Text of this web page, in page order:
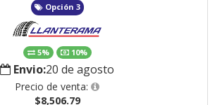
Opción 3
5% 10%
Envio:20 de agosto
Precio de venta:
$8,506.79